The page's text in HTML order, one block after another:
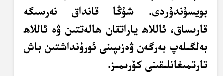
بويسۇندۇردى. شۇڭا قانداق نەرسىگە
قارىساق، ئاللاھ ياراتقان ھالەتتىن ۋە ئاللاھ
بەلگىلەپ بەرگەن ۋەزىپىنى ئورۇنداشتىن باش
تارتمىغانلىقىنى كۆرىمىز.